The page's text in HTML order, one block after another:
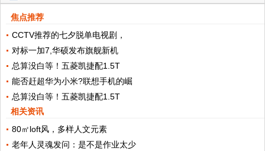
焦点推荐
CCTV推荐的七夕脱单电视剧，
对标一加7,华硕发布旗舰新机
总算没白等！五菱凯捷配1.5T
能否赶超华为小米?联想手机的崛
总算没白等！五菱凯捷配1.5T
相关资讯
80㎡loft风，多样人文元素
老年人灵魂发问：是不是作业太少